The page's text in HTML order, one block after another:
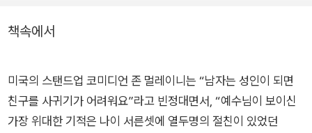
구받는 오늘, 친구·가족·직장 등 일상 속 관계 맺기에 어려움을 겪
는 이들을 위한 남성문화 전격해부 인간관계 필독서다.
책속에서
미국의 스탠드업 코미디언 존 멀레이니는 “남자는 성인이 되면
친구를 사귀기가 어려워요”라고 빈정대면서, “예수님이 보이신
가장 위대한 기적은 나이 서른셋에 열두명의 절친이 있었던